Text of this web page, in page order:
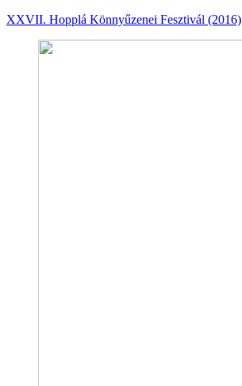
XXVII. Hopplá Könnyűzenei Fesztivál (2016)